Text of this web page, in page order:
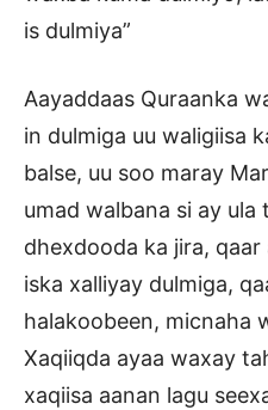
is dulmiya”
Aayaddaas Quraanka
in dulmiga uu waligiisa
balse, uu soo maray
umad walbana si ay ula
dhexdooda ka jira, qaar
iska xalliyay dulmiga,
halakoobeen, micnaha
Xaqiiqda ayaa waxay
xaqiisa aanan lagu